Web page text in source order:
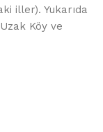
iller). Yukarıda
Köy ve